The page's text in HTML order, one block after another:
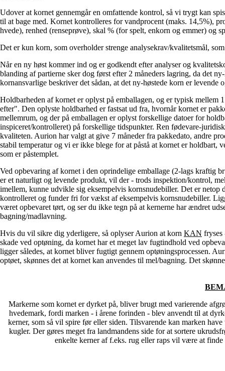
Udover at kornet gennemgår en omfattende kontrol, så vi trygt kan
til at bage med. Kornet kontrolleres forvandprocent (maks. 14,5%),
hvede), renhed (renseprøve), skal % (for spelt, enkorn og emmer) og
Det er kun korn, som overholder strenge analysekrav/kvalitetsmål,
Når en ny høst kommer ind og er godkendt efter analyser og
blanding af partierne sker dog først efter 2 måneders lagring, da det
kornansvarlige beskriver det sådan, at det ny-høstede korn er
Holdbarheden af kornet er oplyst på emballagen, og er typisk mellem
efter". Den oplyste holdbarhed er fastsat ud fra, hvornår kornet er
mellemrum, og der på emballagen er oplyst forskellige datoer for
inspiceret/kontrolleret) på forskellige tidspunkter. Ren fødevare-
kvaliteten. Aurion har valgt at give 7 måneder fra pakkedato, andre
stabil temperatur og vi er ikke blege for at påstå at kornet er holdbart,
som er påstemplet.
Ved opbevaring af kornet i den oprindelige emballage (2-lags kraftig
er et naturligt og levende produkt, vil der - trods inspektion/kontrol,
imellem, kunne udvikle sig eksempelvis kornsnudebiller. Det er netop
kontrolleret og funder fri for vækst af eksempelvis kornsnudebiller.
været opbevaret tørt, og ser du ikke tegn på at kernerne har ændret
bagning/madlavning.
Hvis du vil sikre dig yderligere, så oplyser Aurion at korn KAN fryses
skade ved optøning, da kornet har et meget lav fugtindhold ved
ligger således, at kornet bliver fugtigt gennem optøningsprocessen.
optøet, skønnes det at kornet kan anvendes til mel/bagning. Det
Markerne som kornet er dyrket på, bliver brugt med varierende
hvedemark, fordi marken - i årene forinden - blev anvendt til at
kerner, som så vil spire før eller siden. Tilsvarende kan marken
kugler. Der gøres meget fra landmandens side for at sortere
enkelte kerner af f.eks. rug eller raps vil være at